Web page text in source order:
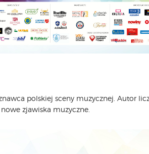
polskiej sceny muzycznej. Autor
zjawiska muzyczne.